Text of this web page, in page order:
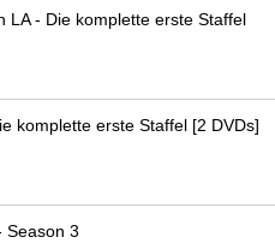
LA - Die komplette erste Staffel
komplette erste Staffel [2 DVDs]
Season 3